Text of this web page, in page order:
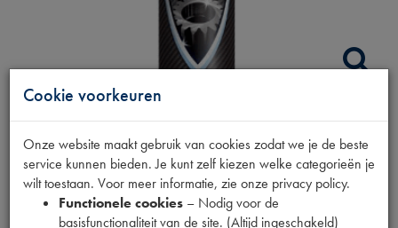
UNIVERSELE
VETSPRAY 400ML
Fabrikant
Cookie voorkeuren
Onze website maakt gebruik van cookies zodat we je de beste
service kunnen bieden. Je kunt zelf kiezen welke categorieën je
wilt toestaan. Voor meer informatie, zie onze privacy policy.
Functionele cookies – Nodig voor de
basisfunctionaliteit van de site. (Altijd ingeschakeld)